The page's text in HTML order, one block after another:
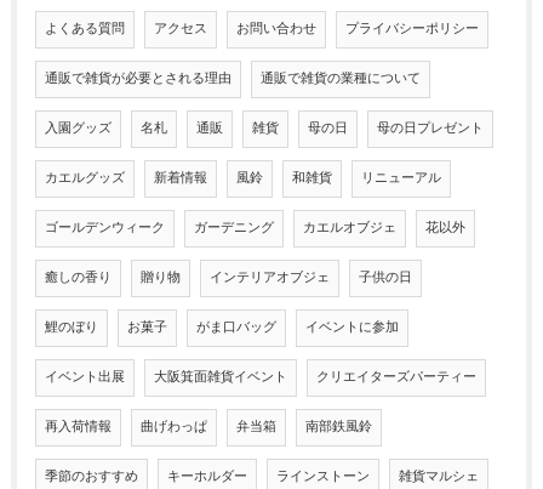
よくある質問 アクセス お問い合わせ プライバシーポリシー
通販で雑貨が必要とされる理由 通販で雑貨の業種について
入園グッズ 名札 通販 雑貨 母の日 母の日プレゼント
カエルグッズ 新着情報 風鈴 和雑貨 リニューアル
ゴールデンウィーク ガーデニング カエルオブジェ 花以外
癒しの香り 贈り物 インテリアオブジェ 子供の日
鯉のぼり お菓子 がま口バッグ イベントに参加
イベント出展 大阪箕面雑貨イベント クリエイターズパーティー
再入荷情報 曲げわっぱ 弁当箱 南部鉄風鈴
季節のおすすめ キーホルダー ラインストーン 雑貨マルシェ